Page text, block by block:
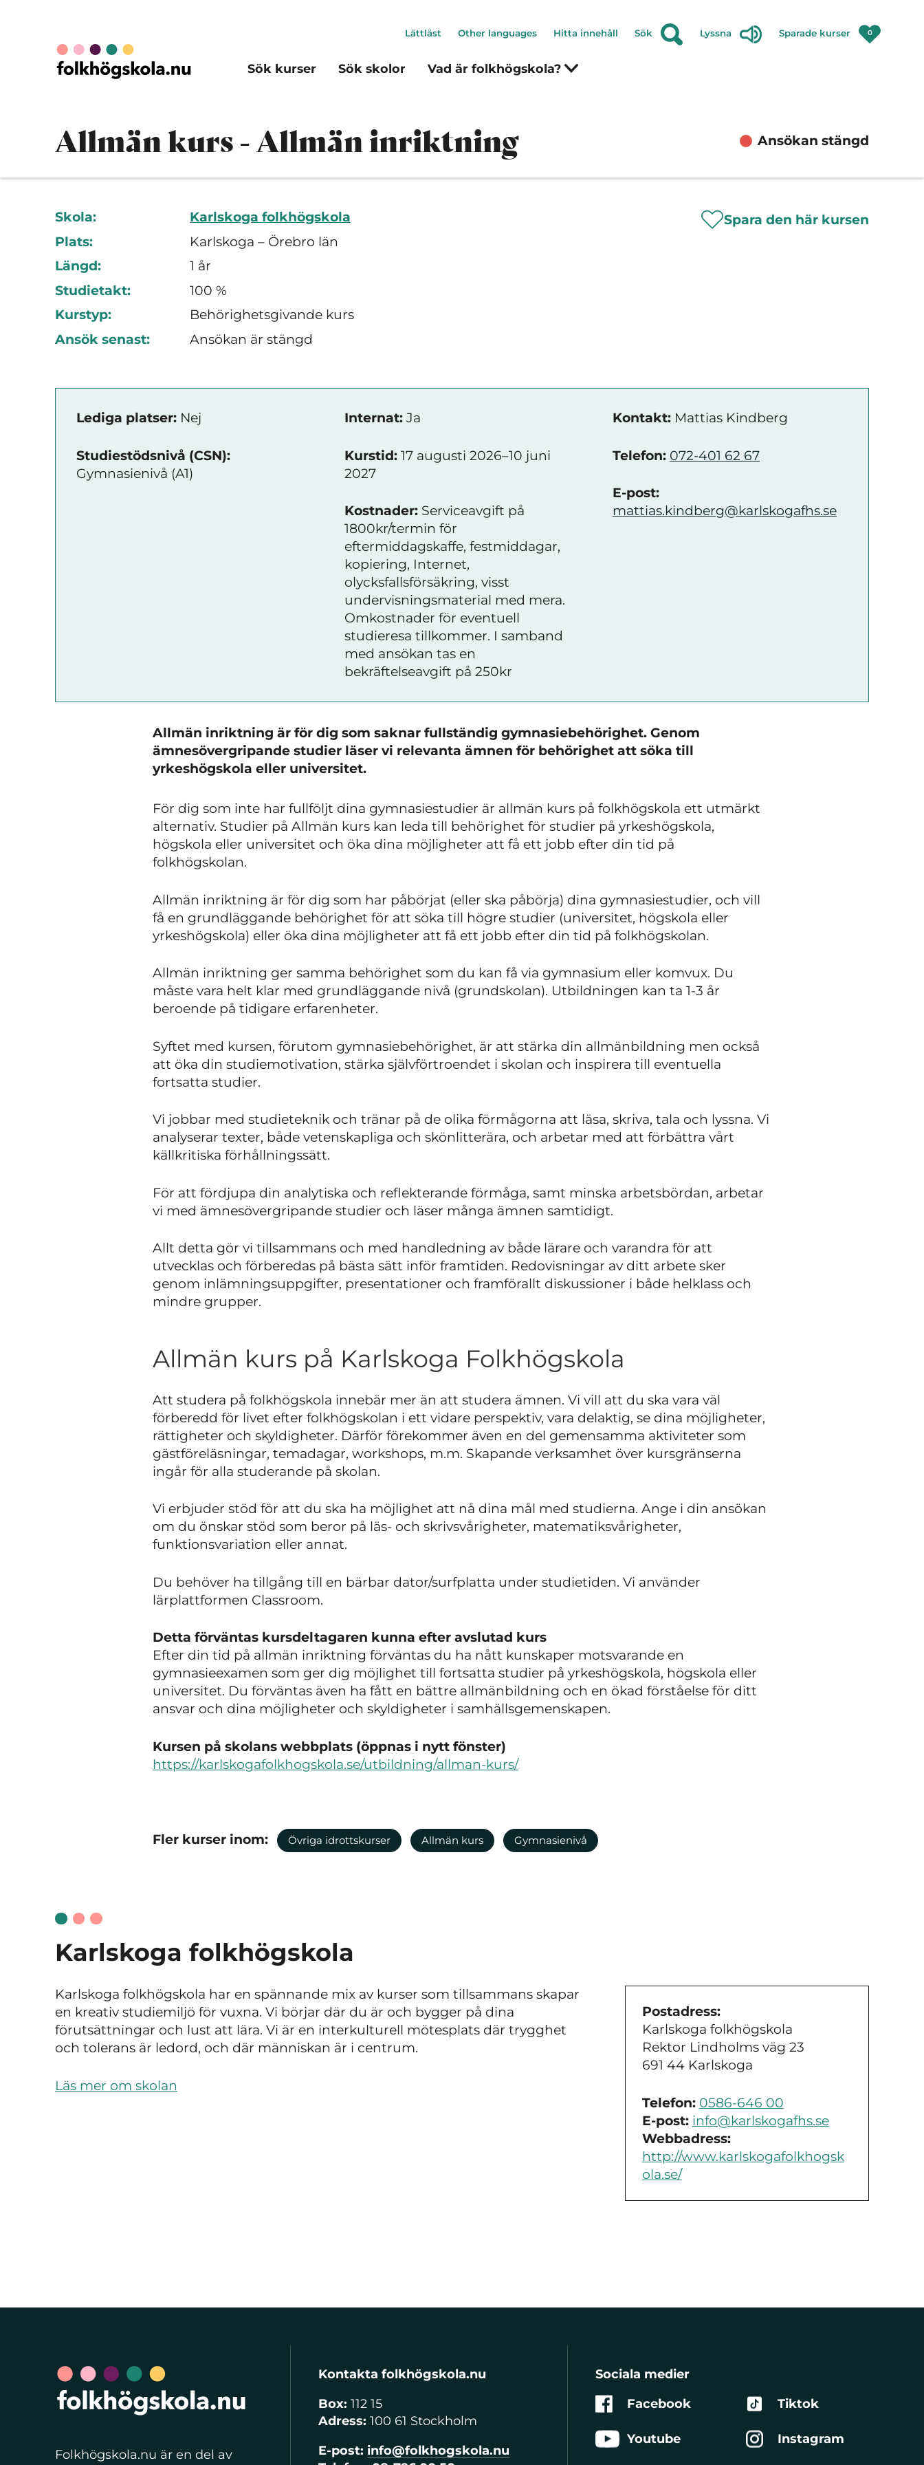
Sök kurser Sök skolor Vad är folkhögskola?
Lättläst Other languages Hitta innehåll Sök Lyssna Sparade kurser 0
Allmän kurs - Allmän inriktning Ansökan stängd
Skola:
Karlskoga folkhögskola
Plats:
Karlskoga – Örebro län
Längd:
1 år
Studietakt:
100 %
Kurstyp:
Behörighetsgivande kurs
Ansök senast:
Ansökan är stängd
Spara den här kursen
Lediga platser: Nej
Studiestödsnivå (CSN):
Gymnasienivå (A1)
Internat: Ja
Kurstid: 17 augusti 2026–10 juni
2027
Kostnader: Serviceavgift på
1800kr/termin för
eftermiddagskaffe, festmiddagar,
kopiering, Internet,
olycksfallsförsäkring, visst
undervisningsmaterial med mera.
Omkostnader för eventuell
studieresa tillkommer. I samband
med ansökan tas en
bekräftelseavgift på 250kr
Kontakt: Mattias Kindberg
Telefon: 072-401 62 67
E-post:
mattias.kindberg@karlskogafhs.se
Allmän inriktning är för dig som saknar fullständig gymnasiebehörighet. Genom
ämnesövergripande studier läser vi relevanta ämnen för behörighet att söka till
yrkeshögskola eller universitet.
För dig som inte har fullföljt dina gymnasiestudier är allmän kurs på folkhögskola ett utmärkt
alternativ. Studier på Allmän kurs kan leda till behörighet för studier på yrkeshögskola,
högskola eller universitet och öka dina möjligheter att få ett jobb efter din tid på
folkhögskolan.
Allmän inriktning är för dig som har påbörjat (eller ska påbörja) dina gymnasiestudier, och vill
få en grundläggande behörighet för att söka till högre studier (universitet, högskola eller
yrkeshögskola) eller öka dina möjligheter att få ett jobb efter din tid på folkhögskolan.
Allmän inriktning ger samma behörighet som du kan få via gymnasium eller komvux. Du
måste vara helt klar med grundläggande nivå (grundskolan). Utbildningen kan ta 1-3 år
beroende på tidigare erfarenheter.
Syftet med kursen, förutom gymnasiebehörighet, är att stärka din allmänbildning men också
att öka din studiemotivation, stärka självförtroendet i skolan och inspirera till eventuella
fortsatta studier.
Vi jobbar med studieteknik och tränar på de olika förmågorna att läsa, skriva, tala och lyssna. Vi
analyserar texter, både vetenskapliga och skönlitterära, och arbetar med att förbättra vårt
källkritiska förhållningssätt.
För att fördjupa din analytiska och reflekterande förmåga, samt minska arbetsbördan, arbetar
vi med ämnesövergripande studier och läser många ämnen samtidigt.
Allt detta gör vi tillsammans och med handledning av både lärare och varandra för att
utvecklas och förberedas på bästa sätt inför framtiden. Redovisningar av ditt arbete sker
genom inlämningsuppgifter, presentationer och framförallt diskussioner i både helklass och
mindre grupper.
Allmän kurs på Karlskoga Folkhögskola
Att studera på folkhögskola innebär mer än att studera ämnen. Vi vill att du ska vara väl
förberedd för livet efter folkhögskolan i ett vidare perspektiv, vara delaktig, se dina möjligheter,
rättigheter och skyldigheter. Därför förekommer även en del gemensamma aktiviteter som
gästföreläsningar, temadagar, workshops, m.m. Skapande verksamhet över kursgränserna
ingår för alla studerande på skolan.
Vi erbjuder stöd för att du ska ha möjlighet att nå dina mål med studierna. Ange i din ansökan
om du önskar stöd som beror på läs- och skrivsvårigheter, matematiksvårigheter,
funktionsvariation eller annat.
Du behöver ha tillgång till en bärbar dator/surfplatta under studietiden. Vi använder
lärplattformen Classroom.
Detta förväntas kursdeltagaren kunna efter avslutad kurs
Efter din tid på allmän inriktning förväntas du ha nått kunskaper motsvarande en
gymnasieexamen som ger dig möjlighet till fortsatta studier på yrkeshögskola, högskola eller
universitet. Du förväntas även ha fått en bättre allmänbildning och en ökad förståelse för ditt
ansvar och dina möjligheter och skyldigheter i samhällsgemenskapen.
Kursen på skolans webbplats (öppnas i nytt fönster)
https://karlskogafolkhogskola.se/utbildning/allman-kurs/
Fler kurser inom: Övriga idrottskurser Allmän kurs Gymnasienivå
Karlskoga folkhögskola
Karlskoga folkhögskola har en spännande mix av kurser som tillsammans skapar
en kreativ studiemiljö för vuxna. Vi börjar där du är och bygger på dina
förutsättningar och lust att lära. Vi är en interkulturell mötesplats där trygghet
och tolerans är ledord, och där människan är i centrum.
Läs mer om skolan
Postadress:
Karlskoga folkhögskola
Rektor Lindholms väg 23
691 44 Karlskoga
Telefon: 0586-646 00
E-post: info@karlskogafhs.se
Webbadress:
http://www.karlskogafolkhogsk
ola.se/
Folkhögskola.nu är en del av
Kontakta folkhögskola.nu
Box:112 15
Adress: 100 61 Stockholm
E-post: info@folkhogskola.nu
Sociala medier
Facebook
Youtube
Tiktok
Instagram